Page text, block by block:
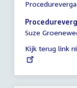
vergadering
10:15
-
uur
Suze
Kijk terug link